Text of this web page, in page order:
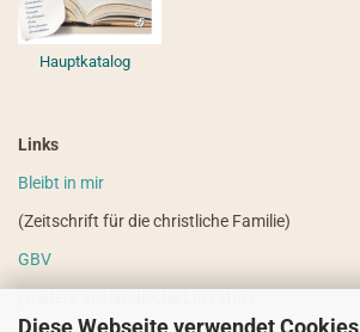
Diese Webseite verwendet Cookies
Hauptkatalog
Links
Bleibt in mir
(Zeitschrift für die christliche Familie)
GBV